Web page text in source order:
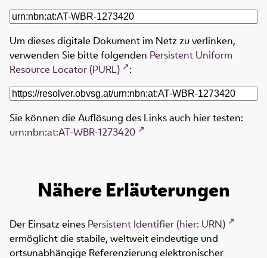
Um dieses digitale Dokument im Netz zu verlinken,
verwenden Sie bitte folgenden Persistent Uniform
Resource Locator (PURL)
:
Sie können die Auflösung des Links auch hier testen:
urn:nbn:at:AT-WBR-1273420
Nähere Erläuterungen
Der Einsatz eines Persistent Identifier (hier: URN)
ermöglicht die stabile, weltweit eindeutige und
ortsunabhängige Referenzierung elektronischer